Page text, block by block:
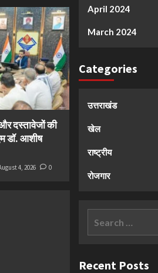
दस्तावेजों की
डॉ. आशीष
4, 2026 0
April 2024
March 2024
Categories
उत्तराखंड
खेल
राष्ट्रीय
रोजगार
Recent Posts